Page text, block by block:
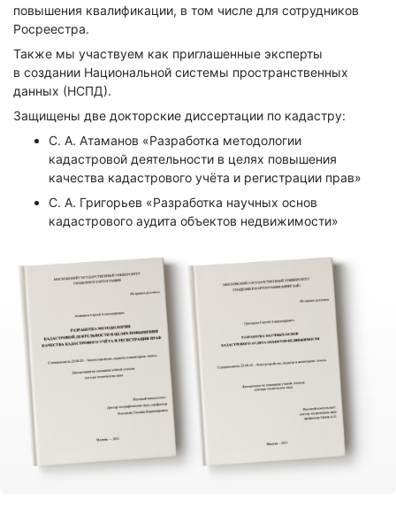
повышения квалификации, в том числе для сотрудников
Росреестра.
Также мы участвуем как приглашенные эксперты
в создании Национальной системы пространственных
данных (НСПД).
Защищены две докторские диссертации по кадастру:
С. А. Атаманов «Разработка методологии
кадастровой деятельности в целях повышения
качества кадастрового учёта и регистрации прав»
С. А. Григорьев «Разработка научных основ
кадастрового аудита объектов недвижимости»